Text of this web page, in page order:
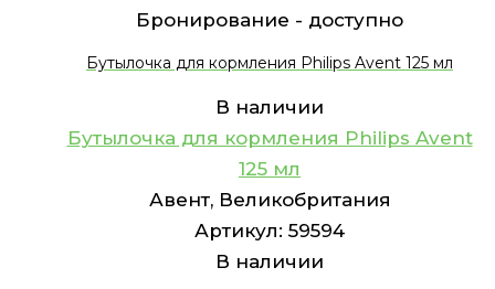
Бронирование - доступно
Бутылочка для кормления Philips Avent 125 мл
В наличии
Бутылочка для кормления Philips Avent
125 мл
Авент, Великобритания
Артикул: 59594
В наличии